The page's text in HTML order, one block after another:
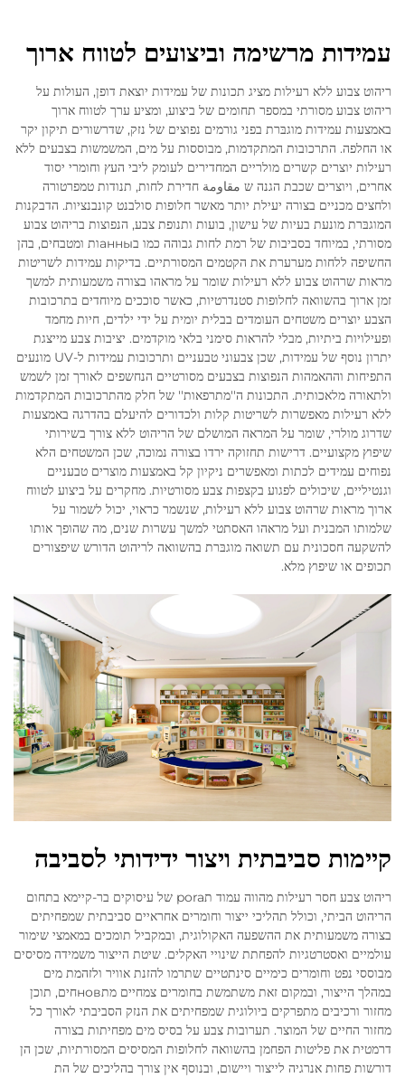
עמידות מרשימה וביצועים לטווח ארוך
ריהוט צבוע ללא רעילות מציג תכונות של עמידות יוצאת דופן, העולות על
ריהוט צבוע מסורתי במספר תחומים של ביצוע, ומציע ערך לטווח ארוך
באמצעות עמידות מוגבּרת בפני גורמים נפוצים של נזק, שדרשורים תיקון יקר
או החלפה. התרכובות המתקדמות, מבוססות על מים, המשמשות בצבעים ללא
רעילות יוצרים קשרים מולריים המחדירים לעומק ליבי העץ וחומרי יסוד
אחרים, ויוצרים שכבת הגנה ש مقاومة חדירת לחות, תנודות טמפרטורה
ולחצים מכניים בצורה יעילת יותר מאשר חלופות סולבנט קונבנציות. הדבקנות
המוגבּרת מונעת בעיות של עישון, בועות ותנופת צבע, הנפוצות בריהוט צבוע
מסורתי, במיוחד בסביבות של רמת לחות גבוהה כמו בанныות ומטבחים, בהן
החשיפה ללחות מערערת את הקטמים המסורתיים. בדיקות עמידות לשריטות
מראות שרהוט צבוע ללא רעילות שומר על מראהו בצורה משמעותית למשך
זמן ארוך בהשוואה לחלופות סטנדרטיות, כאשר סוככים מיוחדים בתרכובות
הצבע יוצרים משטחים העומדים בבלית יומית על ידי ילדים, חיות מחמד
ופעילויות ביתיות, מבלי להראות סימני בלאי מוקדמים. יציבות צבע מייצגת
יתרון נוסף של עמידות, שכן צבעוני טבעניים ותרכובות עמידות ל-UV מונעים
התפיחות וההאמהות הנפוצות בצבעים מסורטיים הנחשפים לאורך זמן לשמש
ולתאורה מלאכותית. התכונות ה''מתרפאות'' של חלק מהתרכובות המתקדמות
ללא רעילות מאפשרות לשריטות קלות ולכדורים להיעלם בהדרגה באמצעות
שדרוג מולרי, שומר על המראה המושלם של הריהוט ללא צורך בשירותי
שיפוץ מקצועיים. דרישות תחזוקה ירדו בצורה נמוכה, שכן המשטחים הלא
נפוחים עמידים לכתות ומאפשרים ניקיון קל באמצעות מוצרים טבעניים
וגנטיליים, שיכולים לפגוע בקצפות צבע מסורטיות. מחקרים על ביצוע לטווח
ארוך מראות שרהוט צבוע ללא רעילות, שנשמר כראוי, יכול לשמור על
שלמותו המבנית ועל מראהו האסתטי למשך עשרות שנים, מה שהופך אותו
להשקעה חסכונית עם תשואה מוגבּרת בהשוואה לריהוט הדורש שיפצורים
תכופים או שיפוץ מלא.
קיימות סביבתית ויצור ידידותי לסביבה
ריהוט צבע חסר רעילות מהווה עמוד תpora של עיסוקים בר-קיימא בתחום
הריהוט הביתי, וכולל תהליכי ייצור וחומרים אחראיים סביבתית שמפחיתים
בצורה משמעותית את ההשפעה האקולוגית, ובמקביל תומכים במאמצי שימור
עולמיים ואסטרטגיות להפחתת שינויי האקלים. שיטת הייצור משמידה מסיסים
מבוססי נפט וחומרים כימיים סינתטיים שתרמו להזנת אוויר ולזהמת מים
במהלך הייצור, ובמקום זאת משתמשת בחומרים צמחיים מתновחים, תוכן
מחזור ורכיבים מתפרקים ביולוגית שמפחיתים את הנזק הסביבתי לאורך כל
מחזור החיים של המוצר. תערובות צבע על בסיס מים מפחיתות בצורה
דרמטית את פליטות הפחמן בהשוואה לחלופות המסיסים המסורתיות, שכן הן
דורשות פחות אנרגיה לייצור ויישום, ובנוסף אין צורך בהליכים של הת